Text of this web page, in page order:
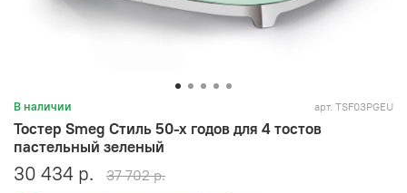
В наличии арт. TSF03PGEU
Тостер Smeg Стиль 50-х годов для 4 тостов
пастельный зеленый
30 434 р. 37 702 р.